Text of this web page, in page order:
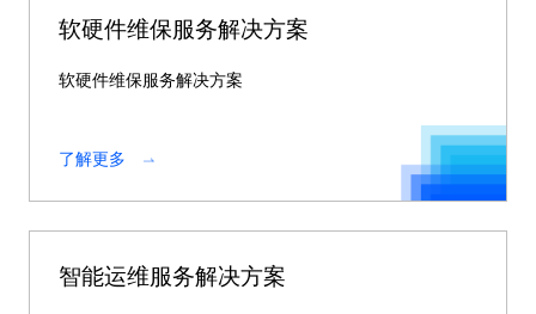
软硬件维保服务解决方案
软硬件维保服务解决方案
了解更多
智能运维服务解决方案